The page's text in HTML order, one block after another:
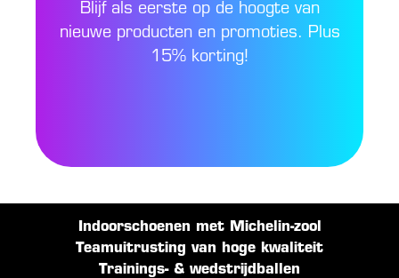
Blijf als eerste op de hoogte van
nieuwe producten en promoties. Plus
15% korting!
Indoorschoenen met Michelin-zool
Teamuitrusting van hoge kwaliteit
Trainings- & wedstrijdballen